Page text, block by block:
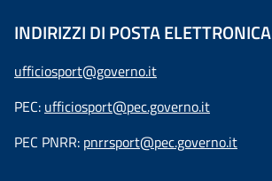
INDIRIZZI DI POSTA ELETTRONICA
ufficiosport@governo.it
PEC: ufficiosport@pec.governo.it
PEC PNRR: pnrrsport@pec.governo.it